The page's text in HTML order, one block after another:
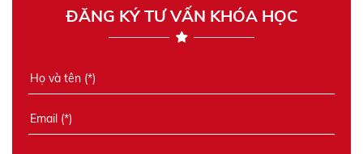
ĐĂNG KÝ TƯ VẤN KHÓA HỌC